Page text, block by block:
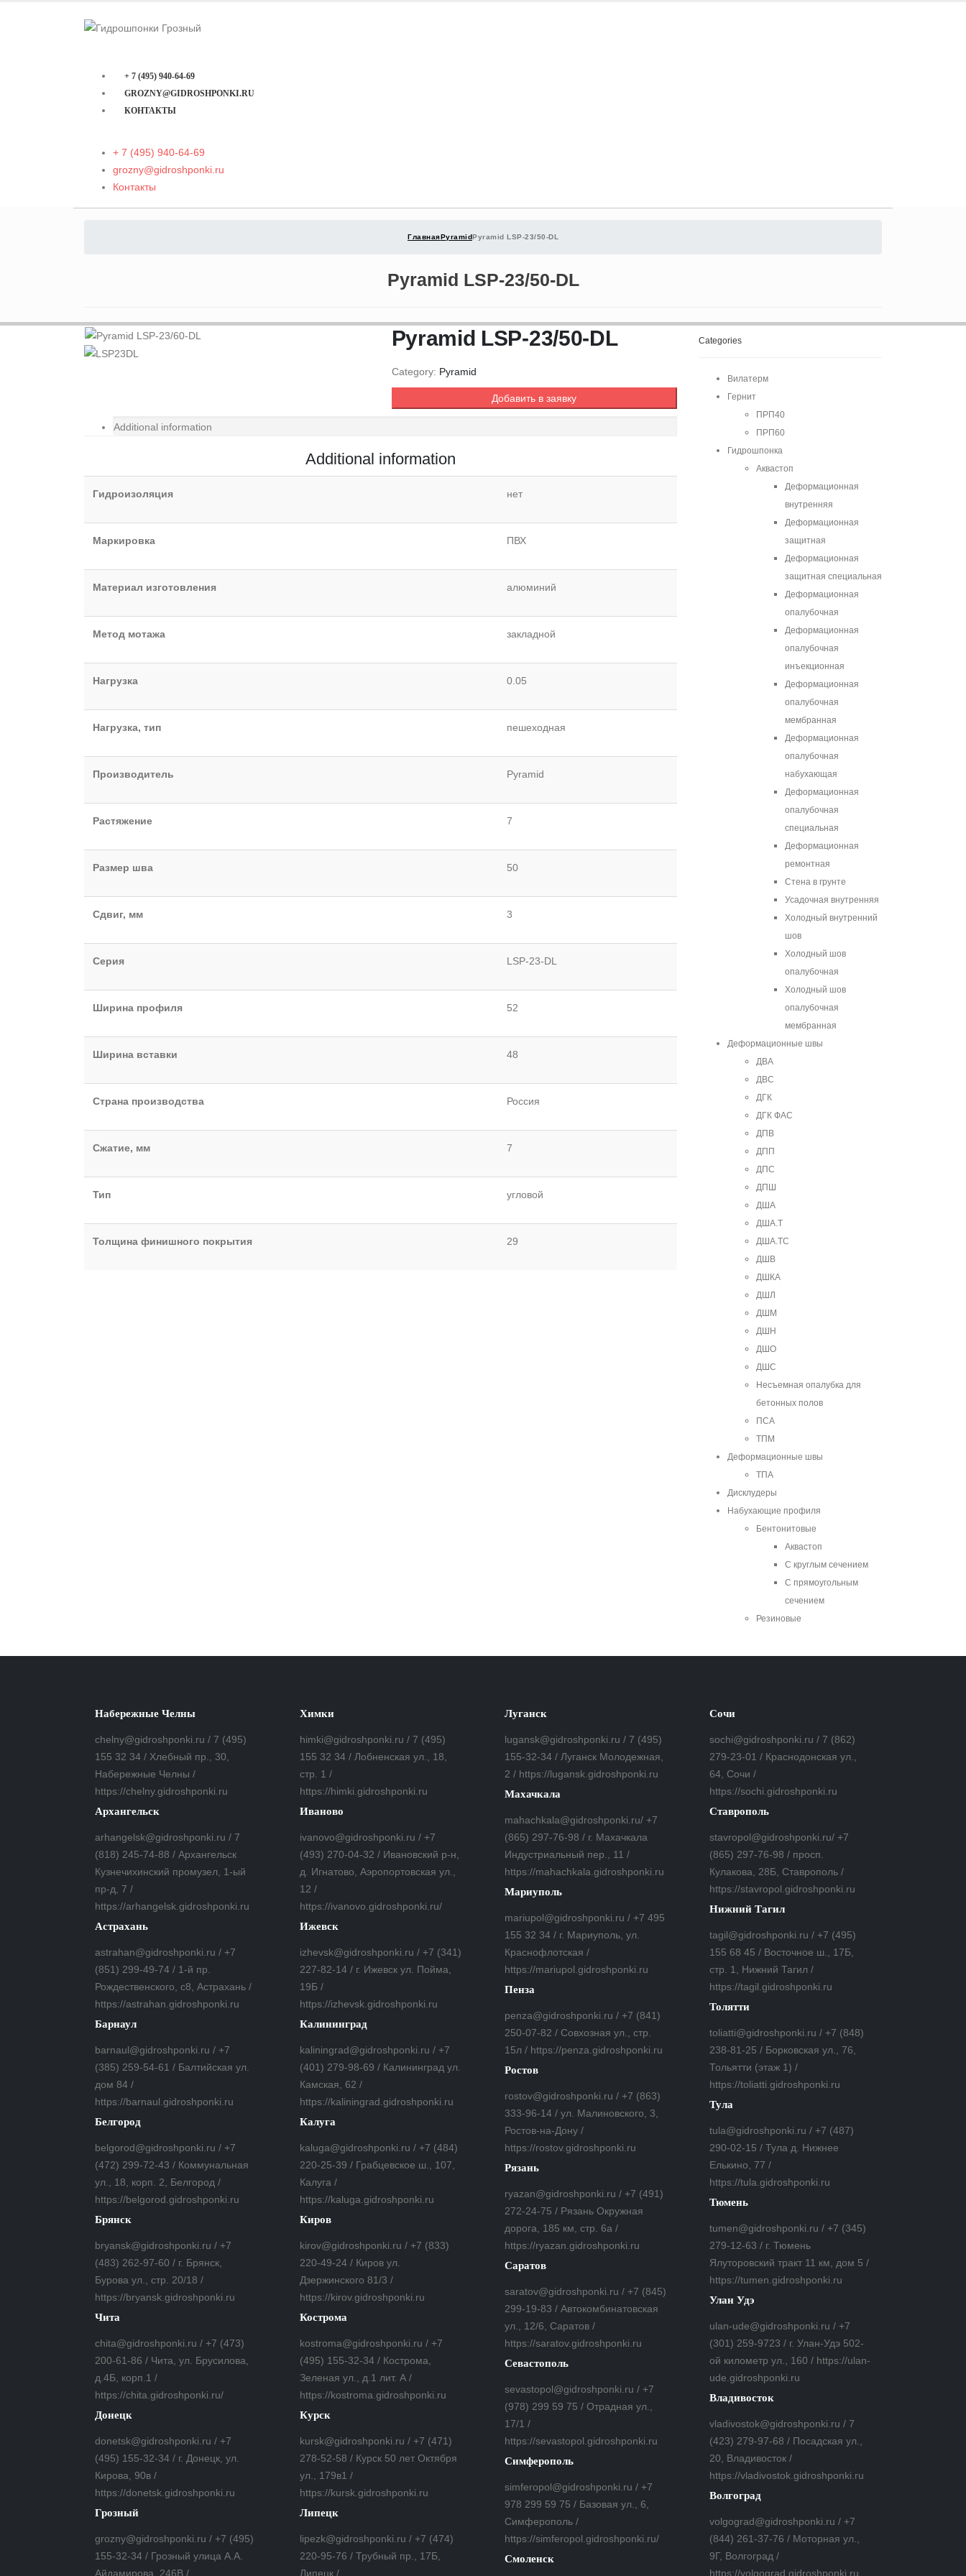
+ 7 (495) 940-64-69
GROZNY@GIDROSHPONKI.RU
КОНТАКТЫ
+ 7 (495) 940-64-69
grozny@gidroshponki.ru
Контакты
ГлавнаяPyramidPyramid LSP-23/50-DL
Pyramid LSP-23/50-DL
Pyramid LSP-23/50-DL
Category: Pyramid
Добавить в заявку
Additional information
Additional information
Гидроизоляция нет
Маркировка ПВХ
Материал изготовления алюминий
Метод мотажа закладной
Нагрузка 0.05
Нагрузка, тип пешеходная
Производитель Pyramid
Растяжение 7
Размер шва 50
Сдвиг, мм 3
Серия LSP-23-DL
Ширина профиля 52
Ширина вставки 48
Страна производства Россия
Сжатие, мм 7
Тип угловой
Толщина финишного покрытия 29
Categories
Вилатерм
Гернит
ПРП40
ПРП60
Гидрошпонка
Аквастоп
Деформационная
внутренняя
Деформационная
защитная
Деформационная
защитная специальная
Деформационная
опалубочная
Деформационная
опалубочная
инъекционная
Деформационная
опалубочная
мембранная
Деформационная
опалубочная
набухающая
Деформационная
опалубочная
специальная
Деформационная
ремонтная
Стена в грунте
Усадочная внутренняя
Холодный внутренний
шов
Холодный шов
опалубочная
Холодный шов
опалубочная
мембранная
Деформационные швы
ДВА
ДВС
ДГК
ДГК ФАС
ДПВ
ДПП
ДПС
ДПШ
ДША
ДША.Т
ДША.ТС
ДШВ
ДШКА
ДШЛ
ДШМ
ДШН
ДШО
ДШС
Несъемная опалубка для
бетонных полов
ПСА
ТПМ
Деформационные швы
ТПА
Дисклудеры
Набухающие профиля
Бентонитовые
Аквастоп
С круглым сечением
С прямоугольным
сечением
Резиновые
Набережные Челны
chelny@gidroshponki.ru / 7 (495)
155 32 34 / Хлебный пр., 30,
Набережные Челны /
https://chelny.gidroshponki.ru
Архангельск
arhangelsk@gidroshponki.ru / 7
(818) 245-74-88 / Архангельск
Кузнечихинский промузел, 1-ый
пр-д, 7 /
https://arhangelsk.gidroshponki.ru
Астрахань
astrahan@gidroshponki.ru / +7
(851) 299-49-74 / 1-й пр.
Рождественского, с8, Астрахань /
https://astrahan.gidroshponki.ru
Барнаул
barnaul@gidroshponki.ru / +7
(385) 259-54-61 / Балтийская ул.
дом 84 /
https://barnaul.gidroshponki.ru
Белгород
belgorod@gidroshponki.ru / +7
(472) 299-72-43 / Коммунальная
ул., 18, корп. 2, Белгород /
https://belgorod.gidroshponki.ru
Брянск
bryansk@gidroshponki.ru / +7
(483) 262-97-60 / г. Брянск,
Бурова ул., стр. 20/18 /
https://bryansk.gidroshponki.ru
Чита
chita@gidroshponki.ru / +7 (473)
200-61-86 / Чита, ул. Брусилова,
д.4Б, корп.1 /
https://chita.gidroshponki.ru/
Донецк
donetsk@gidroshponki.ru / +7
(495) 155-32-34 / г. Донецк, ул.
Кирова, 90в /
https://donetsk.gidroshponki.ru
Грозный
grozny@gidroshponki.ru / +7 (495)
155-32-34 / Грозный улица А.А.
Айдамирова, 246В /
Химки
himki@gidroshponki.ru / 7 (495)
155 32 34 / Лобненская ул., 18,
стр. 1 /
https://himki.gidroshponki.ru
Иваново
ivanovo@gidroshponki.ru / +7
(493) 270-04-32 / Ивановский р-н,
д. Игнатово, Аэропортовская ул.,
12 /
https://ivanovo.gidroshponki.ru/
Ижевск
izhevsk@gidroshponki.ru / +7 (341)
227-82-14 / г. Ижевск ул. Пойма,
19Б /
https://izhevsk.gidroshponki.ru
Калининград
kaliningrad@gidroshponki.ru / +7
(401) 279-98-69 / Калининград ул.
Камская, 62 /
https://kaliningrad.gidroshponki.ru
Калуга
kaluga@gidroshponki.ru / +7 (484)
220-25-39 / Грабцевское ш., 107,
Калуга /
https://kaluga.gidroshponki.ru
Киров
kirov@gidroshponki.ru / +7 (833)
220-49-24 / Киров ул.
Дзержинского 81/3 /
https://kirov.gidroshponki.ru
Кострома
kostroma@gidroshponki.ru / +7
(495) 155-32-34 / Кострома,
Зеленая ул., д.1 лит. А /
https://kostroma.gidroshponki.ru
Курск
kursk@gidroshponki.ru / +7 (471)
278-52-58 / Курск 50 лет Октября
ул., 179в1 /
https://kursk.gidroshponki.ru
Липецк
lipezk@gidroshponki.ru / +7 (474)
220-95-76 / Трубный пр., 17Б,
Липецк /
Луганск
lugansk@gidroshponki.ru / 7 (495)
155-32-34 / Луганск Молодежная,
2 / https://lugansk.gidroshponki.ru
Махачкала
mahachkala@gidroshponki.ru/ +7
(865) 297-76-98 / г. Махачкала
Индустриальный пер., 11 /
https://mahachkala.gidroshponki.ru
Мариуполь
mariupol@gidroshponki.ru / +7 495
155 32 34 / г. Мариуполь, ул.
Краснофлотская /
https://mariupol.gidroshponki.ru
Пенза
penza@gidroshponki.ru / +7 (841)
250-07-82 / Совхозная ул., стр.
15л / https://penza.gidroshponki.ru
Ростов
rostov@gidroshponki.ru / +7 (863)
333-96-14 / ул. Малиновского, 3,
Ростов-на-Дону /
https://rostov.gidroshponki.ru
Рязань
ryazan@gidroshponki.ru / +7 (491)
272-24-75 / Рязань Окружная
дорога, 185 км, стр. 6а /
https://ryazan.gidroshponki.ru
Саратов
saratov@gidroshponki.ru / +7 (845)
299-19-83 / Автокомбинатовская
ул., 12/6, Саратов /
https://saratov.gidroshponki.ru
Севастополь
sevastopol@gidroshponki.ru / +7
(978) 299 59 75 / Отрадная ул.,
17/1 /
https://sevastopol.gidroshponki.ru
Симферополь
simferopol@gidroshponki.ru / +7
978 299 59 75 / Базовая ул., 6,
Симферополь /
https://simferopol.gidroshponki.ru/
Смоленск
Сочи
sochi@gidroshponki.ru / 7 (862)
279-23-01 / Краснодонская ул.,
64, Сочи /
https://sochi.gidroshponki.ru
Ставрополь
stavropol@gidroshponki.ru/ +7
(865) 297-76-98 / просп.
Кулакова, 28Б, Ставрополь /
https://stavropol.gidroshponki.ru
Нижний Тагил
tagil@gidroshponki.ru / +7 (495)
155 68 45 / Восточное ш., 17Б,
стр. 1, Нижний Тагил /
https://tagil.gidroshponki.ru
Толятти
toliatti@gidroshponki.ru / +7 (848)
238-81-25 / Борковская ул., 76,
Тольятти (этаж 1) /
https://toliatti.gidroshponki.ru
Тула
tula@gidroshponki.ru / +7 (487)
290-02-15 / Тула д. Нижнее
Елькино, 77 /
https://tula.gidroshponki.ru
Тюмень
tumen@gidroshponki.ru / +7 (345)
279-12-63 / г. Тюмень
Ялуторовский тракт 11 км, дом 5 /
https://tumen.gidroshponki.ru
Улан Удэ
ulan-ude@gidroshponki.ru / +7
(301) 259-9723 / г. Улан-Удэ 502-
ой километр ул., 160 / https://ulan-
ude.gidroshponki.ru
Владивосток
vladivostok@gidroshponki.ru / 7
(423) 279-97-68 / Посадская ул.,
20, Владивосток /
https://vladivostok.gidroshponki.ru
Волгоград
volgograd@gidroshponki.ru / +7
(844) 261-37-76 / Моторная ул.,
9Г, Волгоград /
https://volgograd.gidroshponki.ru